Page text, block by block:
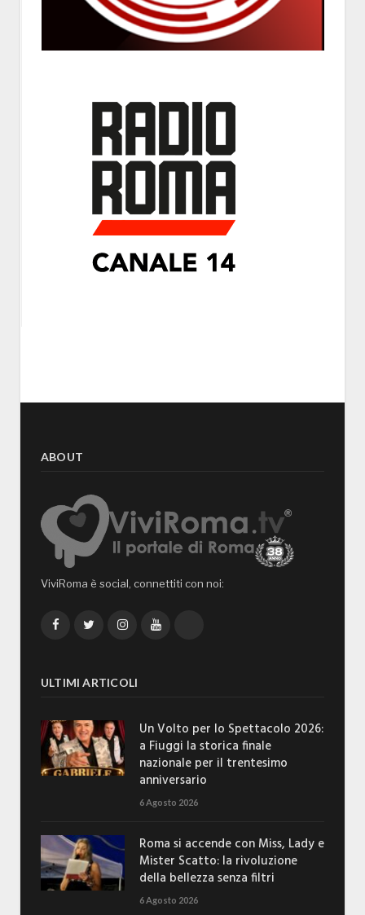
ABOUT
ViviRoma è social, connettiti con noi:
FacebookTwitterInstagramYouTube
ULTIMI ARTICOLI
Un Volto per lo Spettacolo 2026:
a Fiuggi la storica finale
nazionale per il trentesimo
anniversario
6 Agosto 2026
Roma si accende con Miss, Lady e
Mister Scatto: la rivoluzione
della bellezza senza filtri
6 Agosto 2026